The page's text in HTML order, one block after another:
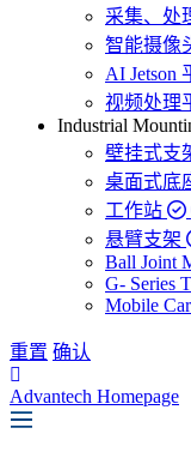
采集、处
智能摄像
AI Jetson
视频处理
Industrial
壁挂式支
桌面式底
工作站
悬臂支架
Ball Joint
G- Series
Mobile
重置 确认
Advantech Homepage